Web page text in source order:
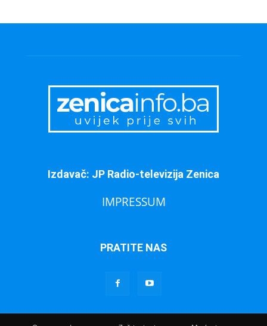
Izdavač: JP Radio-televizija Zenica
IMPRESSUM
PRATITE NAS